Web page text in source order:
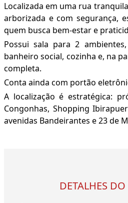
Localizada em uma rua
arborizada e com segurança,
quem busca bem-estar e
Possui sala para 2
banheiro social, cozinha e, na
completa.
Conta ainda com portão
A localização é estratégica:
Congonhas, Shopping
avenidas Bandeirantes e 23 de
DETALHES